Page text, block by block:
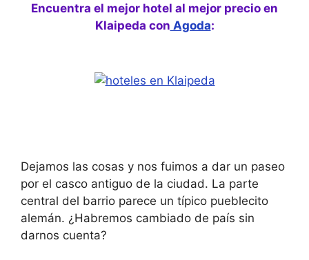
Encuentra el mejor hotel al mejor precio en
Klaipeda con Agoda:
Dejamos las cosas y nos fuimos a dar un paseo
por el casco antiguo de la ciudad. La parte
central del barrio parece un típico pueblecito
alemán. ¿Habremos cambiado de país sin
darnos cuenta?